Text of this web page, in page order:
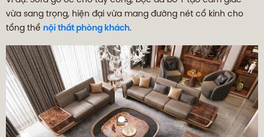
vừa sang trọng, hiện đại vừa mang đường nét cổ kính cho
tổng thể nội thất phòng khách.